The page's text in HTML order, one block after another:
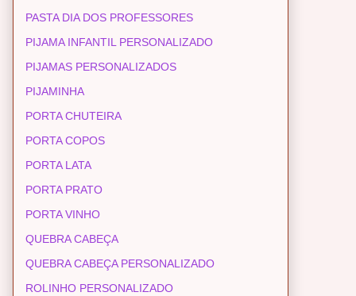
PASTA DIA DOS PROFESSORES
PIJAMA INFANTIL PERSONALIZADO
PIJAMAS PERSONALIZADOS
PIJAMINHA
PORTA CHUTEIRA
PORTA COPOS
PORTA LATA
PORTA PRATO
PORTA VINHO
QUEBRA CABEÇA
QUEBRA CABEÇA PERSONALIZADO
ROLINHO PERSONALIZADO